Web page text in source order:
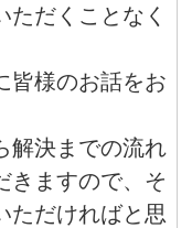
だくことなく
皆様のお話をお
解決までの流れ
きますので、そ
ただければと思